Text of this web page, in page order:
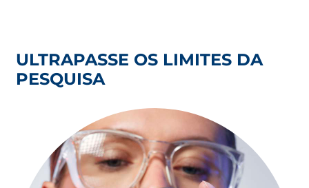
ULTRAPASSE OS LIMITES DA
PESQUISA